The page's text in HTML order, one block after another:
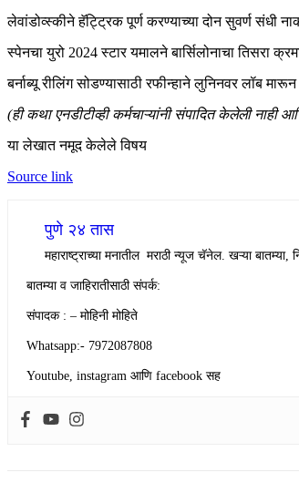
लेवांडोव्स्कीने हॅट्ट्रिक पूर्ण करण्याच्या दोन सुवर्ण संधी
स्पेनचा युरो 2024 स्टार यमालने बार्सिलोनाचा
बर्नाब्यू रीलिंग सोडण्यासाठी रफीन्हाने लुनिनवर लॉब मारून
(ही कथा एनडीटीव्ही कर्मचाऱ्यांनी संपादित केलेली
या लेखात नमूद केलेले विषय
Source link
पुणे २४ तास
महाराष्ट्राच्या मनातील मराठी न्यूज चॅनेल. खऱ्या
बातम्या व जाहिरातीसाठी संपर्क:
संपादक : – मोहिनी मोहिते
Whatsapp:- 7972087808
Youtube, instagram आणि facebook सह